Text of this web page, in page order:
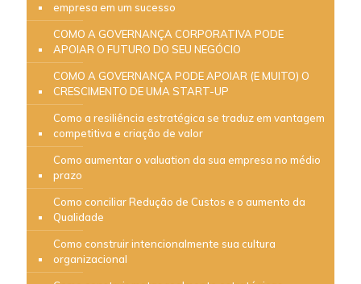
empresa em um sucesso
COMO A GOVERNANÇA CORPORATIVA PODE
APOIAR O FUTURO DO SEU NEGÓCIO
COMO A GOVERNANÇA PODE APOIAR (E MUITO) O
CRESCIMENTO DE UMA START-UP
Como a resiliência estratégica se traduz em vantagem
competitiva e criação de valor
Como aumentar o valuation da sua empresa no médio
prazo
Como conciliar Redução de Custos e o aumento da
Qualidade
Como construir intencionalmente sua cultura
organizacional